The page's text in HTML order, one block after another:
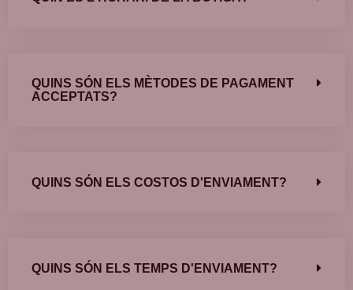
QUINS SÓN ELS MÈTODES DE PAGAMENT
ACCEPTATS?
QUINS SÓN ELS COSTOS D'ENVIAMENT?
QUINS SÓN ELS TEMPS D'ENVIAMENT?